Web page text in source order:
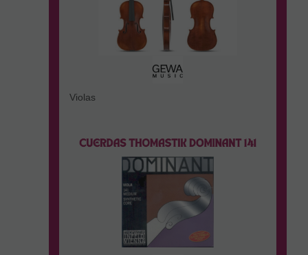
Violas